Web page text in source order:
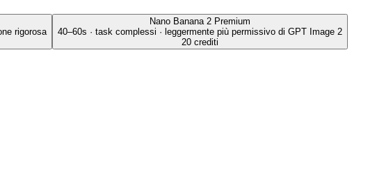
rigorosa
Nano Banana 2 Premium
40–60s · task complessi · leggermente più permissivo di GPT Image 2
20 crediti